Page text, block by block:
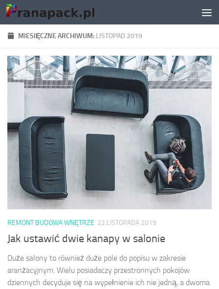
Skip to content
MIESIĘCZNE ARCHIWUM: LISTOPAD 2019
REMONT BUDOWA WNĘTRZE 22 LISTOPADA 2019
Jak ustawić dwie kanapy w salonie
Duże salony to również duże pole do popisu w zakresie
aranżacyjnym. Wielu posiadaczy przestronnych pokojów
dziennych decyduje się na wypełnienie ich nie jedną, a dwoma